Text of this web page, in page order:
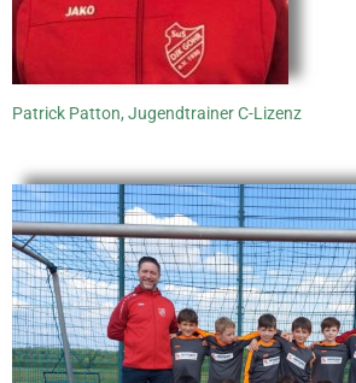
Patrick Patton, Jugendtrainer C-Lizenz